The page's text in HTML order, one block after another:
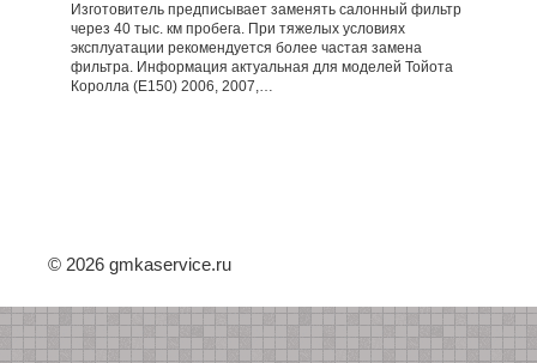
Изготовитель предписывает заменять салонный фильтр
через 40 тыс. км пробега. При тяжелых условиях
эксплуатации рекомендуется более частая замена
фильтра. Информация актуальная для моделей Тойота
Королла (E150) 2006, 2007,…
© 2026 gmkaservice.ru